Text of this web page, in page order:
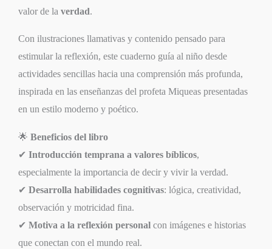
valor de la verdad.
Con ilustraciones llamativas y contenido pensado para
estimular la reflexión, este cuaderno guía al niño desde
actividades sencillas hacia una comprensión más profunda,
inspirada en las enseñanzas del profeta Miqueas presentadas
en un estilo moderno y poético.
🌟 Beneficios del libro
✔ Introducción temprana a valores bíblicos,
especialmente la importancia de decir y vivir la verdad.
✔ Desarrolla habilidades cognitivas: lógica, creatividad,
observación y motricidad fina.
✔ Motiva a la reflexión personal con imágenes e historias
que conectan con el mundo real.